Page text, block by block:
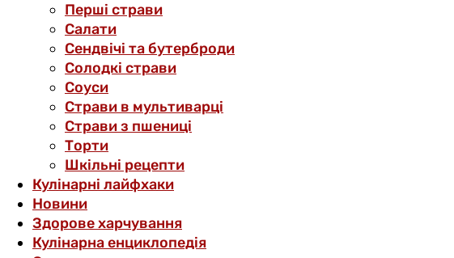
Перші страви
Салати
Сендвічі та бутерброди
Солодкі страви
Соуси
Страви в мультиварці
Страви з пшениці
Торти
Шкільні рецепти
Кулінарні лайфхаки
Новини
Здорове харчування
Кулінарна енциклопедія